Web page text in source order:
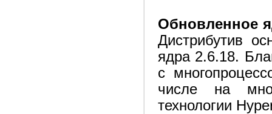
Обновленное
Дистрибутив
ядра 2.6.18.
с
числе на
технологии